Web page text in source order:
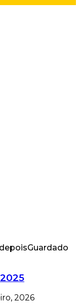
Guardado
2026